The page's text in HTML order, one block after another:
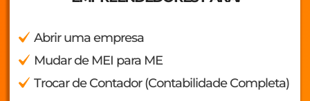
Abrir uma empresa
Mudar de MEI para ME
Trocar de Contador (Contabilidade Completa)